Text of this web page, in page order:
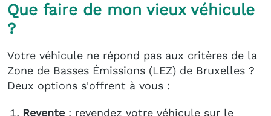
Que faire de mon vieux véhicule
?
Votre véhicule ne répond pas aux critères de la
Zone de Basses Émissions (LEZ) de Bruxelles ?
Deux options s'offrent à vous :
Revente : revendez votre véhicule sur le